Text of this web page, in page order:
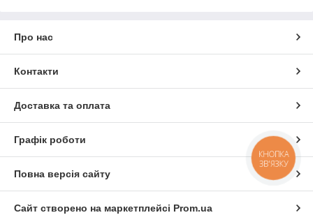
Про нас
Контакти
Доставка та оплата
Графік роботи
Повна версія сайту
Сайт створено на маркетплейсі Prom.ua
КНОПКА
ЗВ'ЯЗКУ